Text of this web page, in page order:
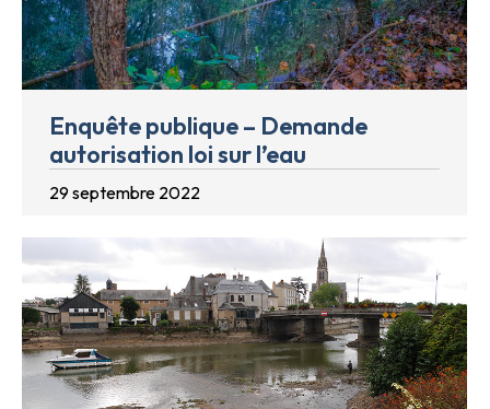
Enquête publique – Demande
autorisation loi sur l’eau
29 septembre 2022